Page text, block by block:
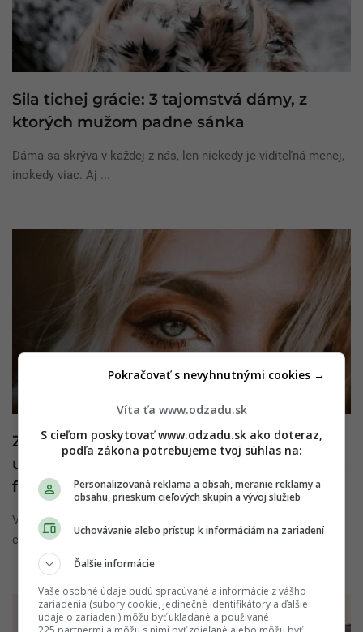
Sila tichej grácie: 3 tajomstvá dámy, z
ktorých mužom padne sánka
Dáma sa skrýva v každej z nás, len niekedy je viditeľná menej,
inokedy viac. Aj ...
Zahoď starú paletku: Toto je jediný make-
up manuál podľa farby očí, ktorý skutočne
funguje
Väčšina žien sa maľuje podľa vlastných preferencií, nálady a
chute. Avšak častokrát sa seknú vo ...
Víta ťa www.odzadu.sk
S cieľom poskytovať www.odzadu.sk ako doteraz,
podľa zákona potrebujeme tvoj súhlas na:
Personalizovaná reklama a obsah, meranie reklamy a
obsahu, prieskum cieľových skupín a vývoj služieb
Uchovávanie alebo prístup k informáciám na zariadení
Ďalšie informácie
Vaše osobné údaje budú spracúvané a informácie z vášho
zariadenia (súbory cookie, jedinečné identifikátory a ďalšie
údaje o zariadení) môžu byť ukladané a používané
Pokračovať s nevyhnutnými cookies →